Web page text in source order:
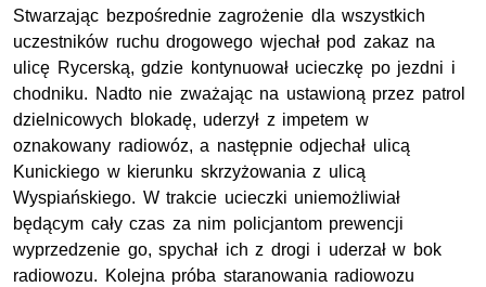
Stwarzając bezpośrednie zagrożenie dla wszystkich
uczestników ruchu drogowego wjechał pod zakaz na
ulicę Rycerską, gdzie kontynuował ucieczkę po jezdni i
chodniku. Nadto nie zważając na ustawioną przez patrol
dzielnicowych blokadę, uderzył z impetem w
oznakowany radiowóz, a następnie odjechał ulicą
Kunickiego w kierunku skrzyżowania z ulicą
Wyspiańskiego. W trakcie ucieczki uniemożliwiał
będącym cały czas za nim policjantom prewencji
wyprzedzenie go, spychał ich z drogi i uderzał w bok
radiowozu. Kolejna próba staranowania radiowozu